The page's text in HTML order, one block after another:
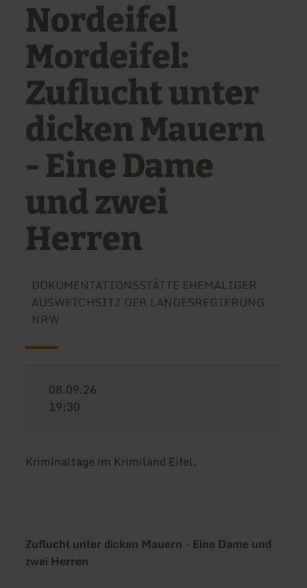
Nordeifel
Mordeifel:
Zuflucht unter
dicken Mauern
- Eine Dame
und zwei
Herren
DOKUMENTATIONSSTÄTTE EHEMALIGER
AUSWEICHSITZ DER LANDESREGIERUNG
NRW
08.09.26
19:30
Kriminaltage im Krimiland Eifel.
Zuflucht unter dicken Mauern - Eine Dame und
zwei Herren